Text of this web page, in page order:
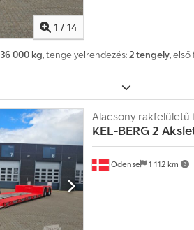
m
t
1 / 14
36 000 kg, tengelyelrendezés:2 tengely, első
Odense 1 112 km
Alacsony
KEL-BERG2